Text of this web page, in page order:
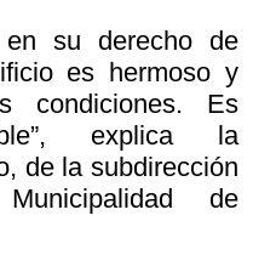
en su derecho de
es hermoso y
condiciones. Es
explica la
de la subdirección
de